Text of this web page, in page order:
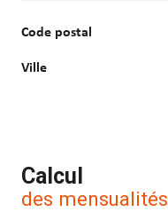
Code postal
Ville
Calcul
des mensualités